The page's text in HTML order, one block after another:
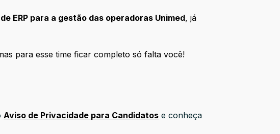
ERP para a gestão das operadoras Unimed, já
para esse time ficar completo só falta você!
Aviso de Privacidade para Candidatos e conheça